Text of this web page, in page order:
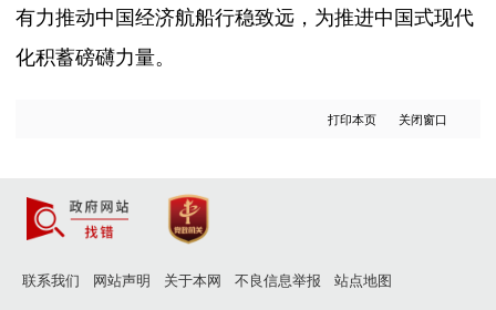
有力推动中国经济航船行稳致远，为推进中国式现代
化积蓄磅礴力量。
打印本页 关闭窗口
联系我们 网站声明 关于本网 不良信息举报 站点地图